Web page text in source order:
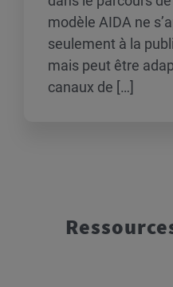
modèle AIDA ne
seulement à la
mais peut être
canaux de […]